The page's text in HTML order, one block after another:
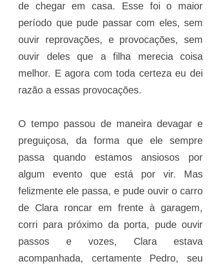
de chegar em casa. Esse foi o maior
período que pude passar com eles, sem
ouvir reprovações, e provocações, sem
ouvir deles que a filha merecia coisa
melhor. E agora com toda certeza eu dei
razão a essas provocações.
O tempo passou de maneira devagar e
preguiçosa, da forma que ele sempre
passa quando estamos ansiosos por
algum evento que está por vir. Mas
felizmente ele passa, e pude ouvir o carro
de Clara roncar em frente à garagem,
corri para próximo da porta, pude ouvir
passos e vozes, Clara estava
acompanhada, certamente Pedro, seu